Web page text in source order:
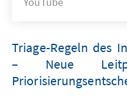
Triage-Regeln des
– Neue